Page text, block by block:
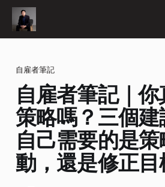
自雇者筆記
自雇者筆記｜
策略嗎？三個
自己需要的是
動，還是修正目